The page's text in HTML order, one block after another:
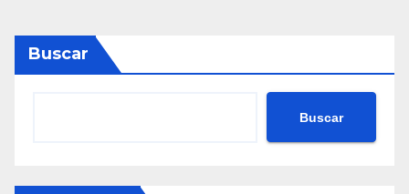
Buscar
Buscar